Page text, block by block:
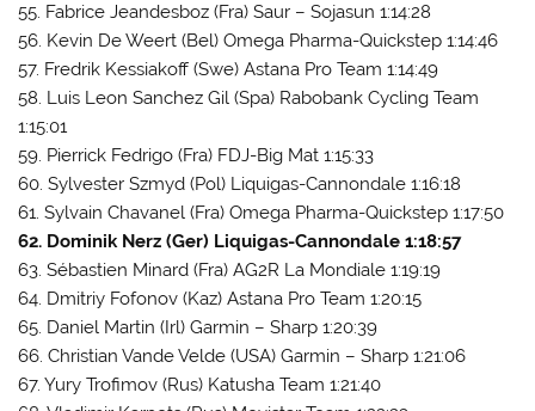
55. Fabrice Jeandesboz (Fra) Saur – Sojasun 1:14:28
56. Kevin De Weert (Bel) Omega Pharma-Quickstep 1:14:46
57. Fredrik Kessiakoff (Swe) Astana Pro Team 1:14:49
58. Luis Leon Sanchez Gil (Spa) Rabobank Cycling Team
1:15:01
59. Pierrick Fedrigo (Fra) FDJ-Big Mat 1:15:33
60. Sylvester Szmyd (Pol) Liquigas-Cannondale 1:16:18
61. Sylvain Chavanel (Fra) Omega Pharma-Quickstep 1:17:50
62. Dominik Nerz (Ger) Liquigas-Cannondale 1:18:57
63. Sébastien Minard (Fra) AG2R La Mondiale 1:19:19
64. Dmitriy Fofonov (Kaz) Astana Pro Team 1:20:15
65. Daniel Martin (Irl) Garmin – Sharp 1:20:39
66. Christian Vande Velde (USA) Garmin – Sharp 1:21:06
67. Yury Trofimov (Rus) Katusha Team 1:21:40